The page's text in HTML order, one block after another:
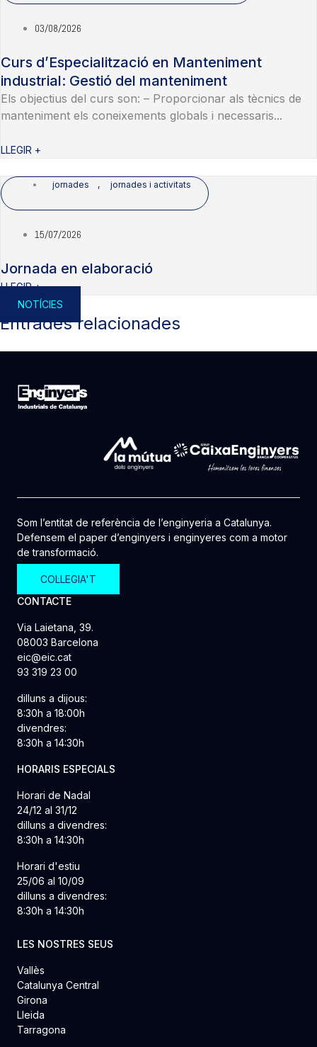
03/08/2026
Curs d’Especialització en Manteniment
industrial: Gestió del manteniment
Els objectius del curs son: – Proporcionar als tècnics de
manteniment els coneixements globals i necessaris...
LLEGIR +
jornades , jornades i activitats
15/07/2026
Jornada en elaboració
LLEGIR +
NOTÍCIES
Entrades relacionades
Som l’entitat de referència de l’enginyeria a Catalunya.
Defensem el paper d’enginyers i enginyeres com a motor
de transformació.
COL·LEGIA'T
CONTACTE
Via Laietana, 39.
08003 Barcelona
eic@eic.cat
93 319 23 00
dilluns a dijous:
8:30h a 18:00h
divendres:
8:30h a 14:30h
HORARIS ESPECIALS
Horari de Nadal
24/12 al 31/12
dilluns a divendres:
8:30h a 14:30h
Horari d'estiu
25/06 al 10/09
dilluns a divendres:
8:30h a 14:30h
LES NOSTRES SEUS
Vallès
Catalunya Central
Girona
Lleida
Tarragona